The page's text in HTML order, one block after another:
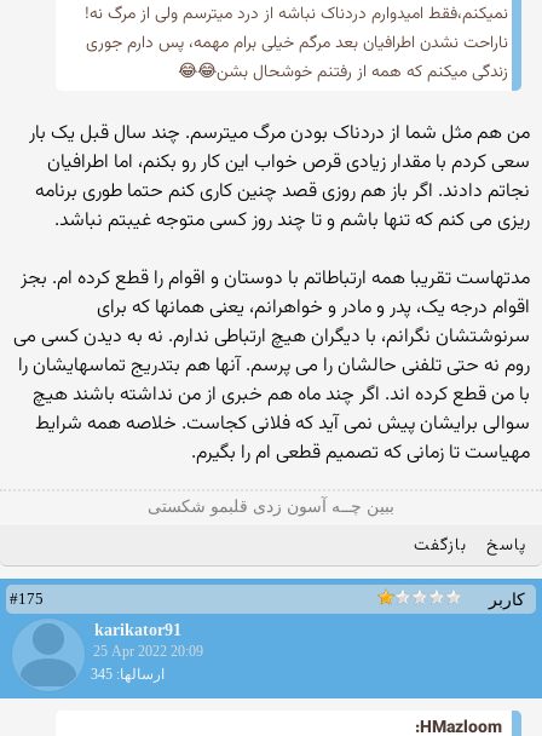
نمیکنم،فقط امیدوارم دردناک نباشه از درد میترسم ولی از مرگ نه!
ناراحت نشدن اطرافیان بعد مرگم خیلی برام مهمه، پس دارم جوری
زندگی میکنم که همه از رفتنم خوشحال بشن😂😂
من هم مثل شما از دردناک بودن مرگ میترسم. چند سال قبل یک بار
سعی کردم با مقدار زیادی قرص خواب این کار رو بکنم، اما اطرافیان
نجاتم دادند. اگر باز هم روزی قصد چنین کاری کنم حتما طوری برنامه
ریزی می کنم که تنها باشم و تا چند روز کسی متوجه غیبتم نباشد.
مدتهاست تقریبا همه ارتباطاتم با دوستان و اقوام را قطع کرده ام. بجز
اقوام درجه یک، پدر و مادر و خواهرانم، یعنی همانها که برای
سرنوشتشان نگرانم، با دیگران هیچ ارتباطی ندارم. نه به دیدن کسی می
روم نه حتی تلفنی حالشان را می پرسم. آنها هم بتدریج تماسهایشان را
با من قطع کرده اند. اگر چند ماه هم خبری از من نداشته باشند هیچ
سوالی برایشان پیش نمی آید که فلانی کجاست. خلاصه همه شرایط
مهیاست تا زمانی که تصمیم قطعی ام را بگیرم.
ببین چــه آسون زدی قلبمو شکستی
پاسخ بازگفت
کاربر
#175
karikator91
25 Apr 2022 20:09
ارسالها: 345
HMazloom: